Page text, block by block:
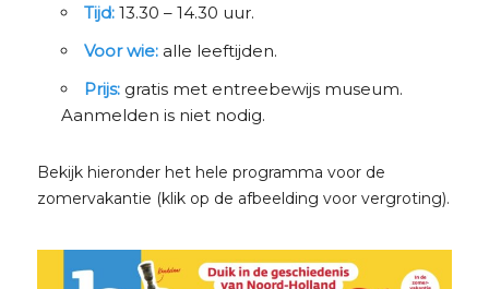
Tijd:13.30 – 14.30 uur.
Voor wie:alle leeftijden.
Prijs:gratis met entreebewijs museum.
Aanmelden is niet nodig.
Bekijk hieronder het hele programma voor de
zomervakantie (klik op de afbeelding voor vergroting).